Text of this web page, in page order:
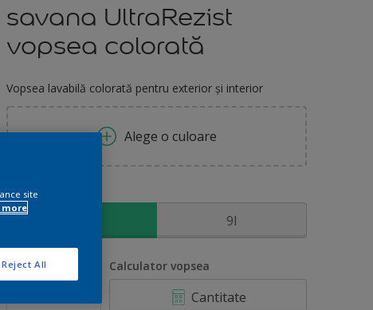
savana UltraRezist
vopsea colorată
Vopsea lavabilă colorată pentru exterior și interior
Alege o culoare
Ambalaj
9l
Cantitate Calculator vopsea
Cantitate
site
Reject All